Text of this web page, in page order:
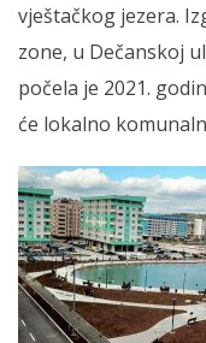
vještačkog jezera.
zone, u Dečanskoj
počela je 2021.
će lokalno